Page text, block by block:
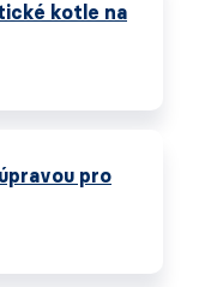
kotle na
pro